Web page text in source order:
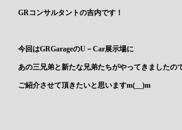
GRコンサルタントの吉内です！
今回はGRGarageのU－Car展示場に
あの三兄弟と新たな兄弟たちがやってきましたの
ご紹介させて頂きたいと思いますm(__)m